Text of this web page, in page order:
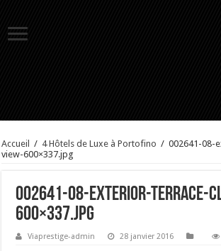
Accueil / 4 Hôtels de Luxe à Portofino / 002641-08-
view-600×337.jpg
002641-08-exterior-terrace-
600×337.jpg
Viaprestige-admin 28 janvier 2016